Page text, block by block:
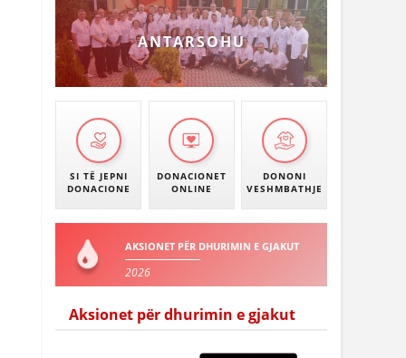
ANTARSOHU
SI TË JEPNI
DONACIONE
DONACIONET
ONLINE
DONONI
VESHMBATHJE
AKSIONET PËR DHURIMIN E GJAKUT
2026
Aksionet për dhurimin e gjakut